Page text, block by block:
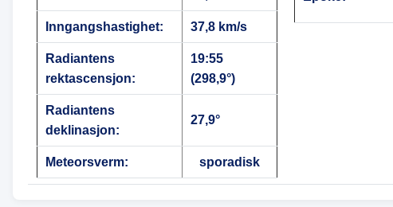
Inngangshastighet: 37,8 km/s
Radiantens
rektascensjon:
19:55
(298,9°)
Radiantens
deklinasjon:
27,9°
Meteorsverm: sporadisk